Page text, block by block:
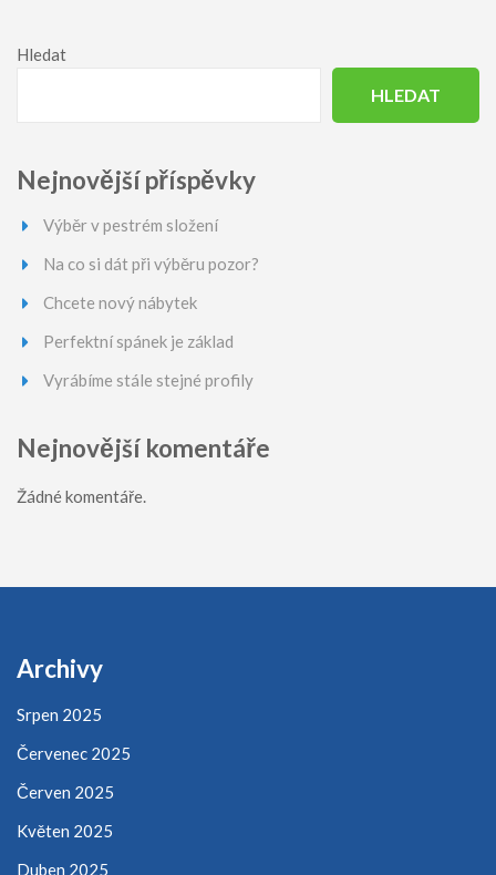
Hledat
HLEDAT
Nejnovější příspěvky
Výběr v pestrém složení
Na co si dát při výběru pozor?
Chcete nový nábytek
Perfektní spánek je základ
Vyrábíme stále stejné profily
Nejnovější komentáře
Žádné komentáře.
Archivy
Srpen 2025
Červenec 2025
Červen 2025
Květen 2025
Duben 2025